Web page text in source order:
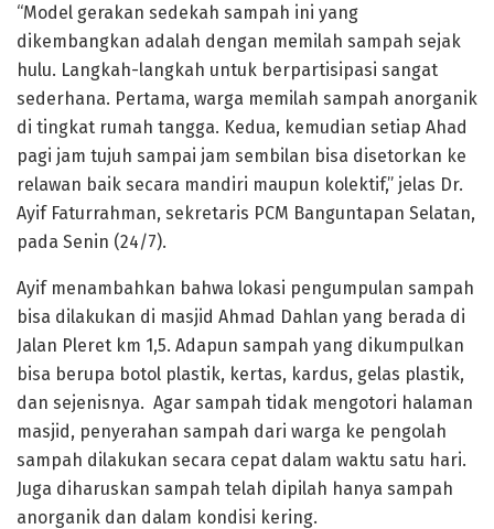
“Model gerakan sedekah sampah ini yang
dikembangkan adalah dengan memilah sampah sejak
hulu. Langkah-langkah untuk berpartisipasi sangat
sederhana. Pertama, warga memilah sampah anorganik
di tingkat rumah tangga. Kedua, kemudian setiap Ahad
pagi jam tujuh sampai jam sembilan bisa disetorkan ke
relawan baik secara mandiri maupun kolektif,” jelas Dr.
Ayif Faturrahman, sekretaris PCM Banguntapan Selatan,
pada Senin (24/7).
Ayif menambahkan bahwa lokasi pengumpulan sampah
bisa dilakukan di masjid Ahmad Dahlan yang berada di
Jalan Pleret km 1,5. Adapun sampah yang dikumpulkan
bisa berupa botol plastik, kertas, kardus, gelas plastik,
dan sejenisnya. Agar sampah tidak mengotori halaman
masjid, penyerahan sampah dari warga ke pengolah
sampah dilakukan secara cepat dalam waktu satu hari.
Juga diharuskan sampah telah dipilah hanya sampah
anorganik dan dalam kondisi kering.